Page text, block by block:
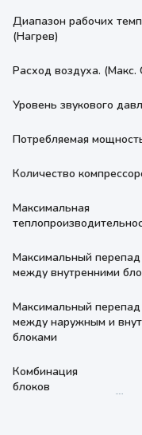
Диапазон рабочих
(Нагрев)
Расход воздуха. (Макс.
Уровень звукового
Потребляемая
Количество
Максимальная
Максимальный
между внутренними
Максимальный
между наружным и
блоками
Комбинация
блоков